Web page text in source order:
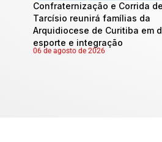
Confraternização e Corrida
Tarcísio reunirá famílias da
Arquidiocese de Curitiba em
esporte e integração
06 de agosto de 2026